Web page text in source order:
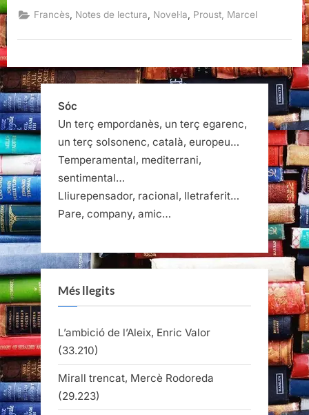
les
noies
flor
Proust”
Francès Notes de lectura Novel·la Proust, Marcel
Sóc
Un terç empordanès, un terç egarenc,
un terç solsonenc, català, europeu…
Temperamental, mediterrani,
sentimental…
Lliurepensador, racional, lletraferit…
Pare, company, amic…
Més llegits
L’ambició de l’Aleix, Enric Valor
(33.210)
Mirall trencat, Mercè Rodoreda
(29.223)